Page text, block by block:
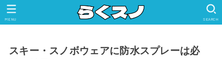
SEARCH
MENU
スキー・スノボウェアに防水スプレーは必